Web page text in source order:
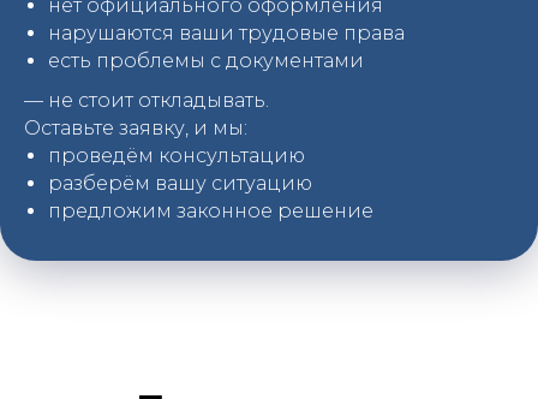
нет официального оформления
нарушаются ваши трудовые права
есть проблемы с документами
— не стоит откладывать.
Оставьте заявку, и мы:
проведём консультацию
разберём вашу ситуацию
предложим законное решение